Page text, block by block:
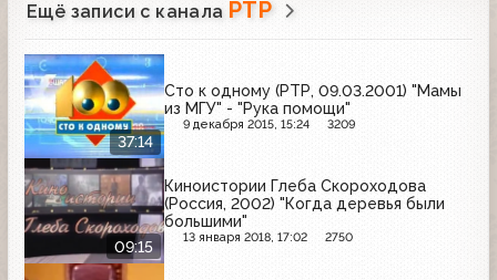
Ещё записи с канала РТР
37:14
Сто к одному (РТР, 09.03.2001) "Мамы
из МГУ" - "Рука помощи"
9 декабря 2015, 15:24 3209
09:15
Киноистории Глеба Скороходова
(Россия, 2002) "Когда деревья были
большими"
13 января 2018, 17:02 2750